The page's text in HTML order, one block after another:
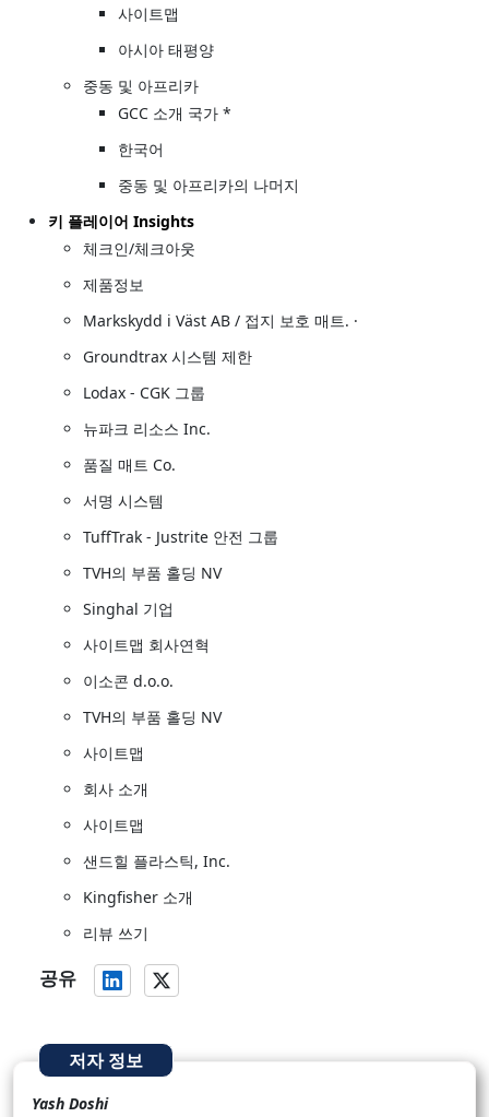
사이트맵
아시아 태평양
중동 및 아프리카
GCC 소개 국가 *
한국어
중동 및 아프리카의 나머지
키 플레이어 Insights
체크인/체크아웃
제품정보
Markskydd i Väst AB / 접지 보호 매트. ·
Groundtrax 시스템 제한
Lodax - CGK 그룹
뉴파크 리소스 Inc.
품질 매트 Co.
서명 시스템
TuffTrak - Justrite 안전 그룹
TVH의 부품 홀딩 NV
Singhal 기업
사이트맵 회사연혁
이소콘 d.o.o.
TVH의 부품 홀딩 NV
사이트맵
회사 소개
사이트맵
샌드힐 플라스틱, Inc.
Kingfisher 소개
리뷰 쓰기
공유
저자 정보
Yash Doshi